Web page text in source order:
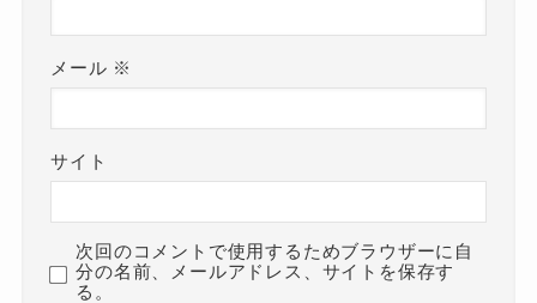
メール ※
サイト
次回のコメントで使用するためブラウザーに自
分の名前、メールアドレス、サイトを保存す
る。